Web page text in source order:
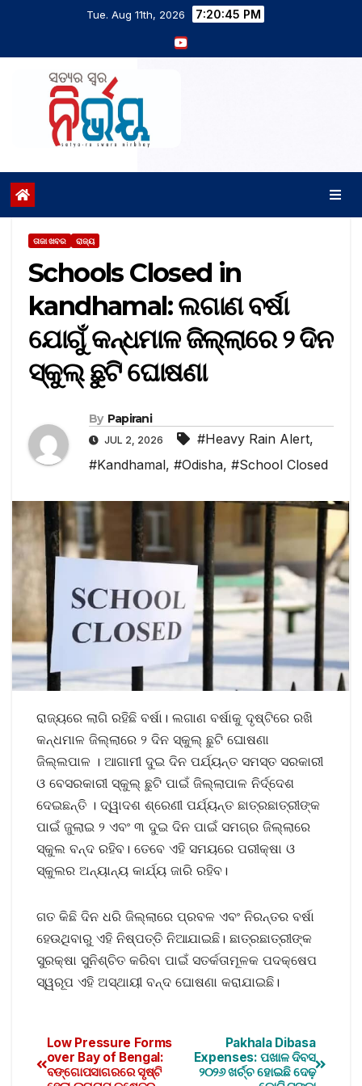
Tue. Aug 11th, 2026 7:20:46 PM
ତାଜା ଖବର ରାଜ୍ୟ
Schools Closed in
kandhamal: ଲଗାଣ ବର୍ଷା
ଯୋଗୁଁ କନ୍ଧମାଳ ଜିଲ୍ଲାରେ ୨ ଦିନ
ସ୍କୁଲ୍‌ ଛୁଟି ଘୋଷଣା
By Papirani
JUL 2, 2026 #Heavy Rain Alert,
#Kandhamal, #Odisha, #School Closed
ରାଜ୍ୟରେ ଲାଗି ରହିଛି ବର୍ଷା। ଲଗାଣ ବର୍ଷାକୁ ଦୃଷ୍ଟିରେ ରଖି
କନ୍ଧମାଳ ଜିଲ୍ଲାରେ ୨ ଦିନ ସ୍କୁଲ୍‌ ଛୁଟି ଘୋଷଣା
ଜିଲ୍ଲପାଳ । ଆଗାମୀ ଦୁଇ ଦିନ ପର୍ଯ୍ୟନ୍ତ ସମସ୍ତ ସରକାରୀ
ଓ ବେସରକାରୀ ସ୍କୁଲ୍‌ ଛୁଟି ପାଇଁ ଜିଲ୍ଲାପାଳ ନିର୍ଦ୍ଦେଶ
ଦେଇଛନ୍ତି । ଦ୍ୱାଦଶ ଶ୍ରେଣୀ ପର୍ଯ୍ୟନ୍ତ ଛାତ୍ରଛାତ୍ରୀଙ୍କ
ପାଇଁ ଜୁଲାଇ ୨ ଏବଂ ୩ ଦୁଇ ଦିନ ପାଇଁ ସମଗ୍ର ଜିଲ୍ଲାରେ
ସ୍କୁଲ ବନ୍ଦ ରହିବ। ତେବେ ଏହି ସମୟରେ ପରୀକ୍ଷା ଓ
ସ୍କୁଲର ଅନ୍ୟାନ୍ୟ କାର୍ଯ୍ୟ ଜାରି ରହିବ।
ଗତ କିଛି ଦିନ ଧରି ଜିଲ୍ଲାରେ ପ୍ରବଳ ଏବଂ ନିରନ୍ତର ବର୍ଷା
ହେଉଥିବାରୁ ଏହି ନିଷ୍ପତ୍ତି ନିଆଯାଇଛି। ଛାତ୍ରଛାତ୍ରୀଙ୍କ
ସୁରକ୍ଷା ସୁନିଶ୍ଚିତ କରିବା ପାଇଁ ସତର୍କତାମୂଳକ ପଦକ୍ଷେପ
ସ୍ୱରୂପ ଏହି ଅସ୍ଥାୟୀ ବନ୍ଦ ଘୋଷଣା କରାଯାଇଛି।
Pakhala Dibasa
Expenses: ପଖାଳ ଦିବସ
୨୦୨୬ ଖର୍ଚ୍ଚ ହୋଇଛି ଦେଢ଼
Low Pressure Forms
over Bay of Bengal:
ବଙ୍ଗୋପସାଗରରେ ସୃଷ୍ଟି